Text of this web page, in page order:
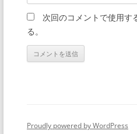
次回のコメントで使用す
る。
Proudly powered by WordPress